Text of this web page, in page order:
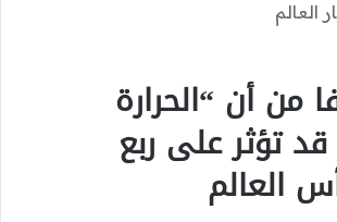
العالم
من أن “الحرارة
تؤثر على ربع
العالم